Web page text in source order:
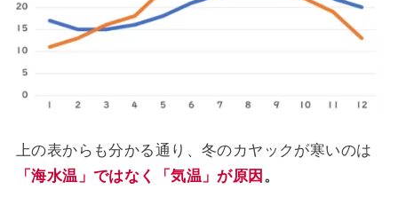
上の表からも分かる通り、冬のカヤックが寒いのは
「海水温」ではなく「気温」が原因 。